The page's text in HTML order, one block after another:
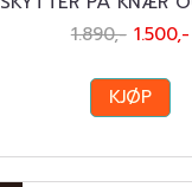
1.890,- 1.500,-
KJØP